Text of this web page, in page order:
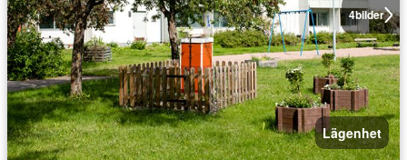
4bilder
Lägenhet